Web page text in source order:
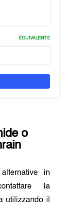
EQUIVALENTE
o
in
la
utilizzando il